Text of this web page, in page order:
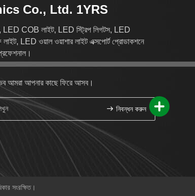
Co., Ltd. 1YRS
LED COB লাইট, LED স্ট্রিপ লিগটস, LED
লাইট, LED ওয়াল ওয়াশার লাইট এক্সপোর্ট প্রোডাকশনে
আমরা আপনার কাছে ফিরে আসব।
নিবন্ধন করুন
সংরক্ষিত।